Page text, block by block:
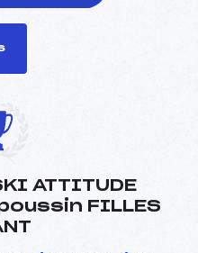
ATTITUDE
FILLES